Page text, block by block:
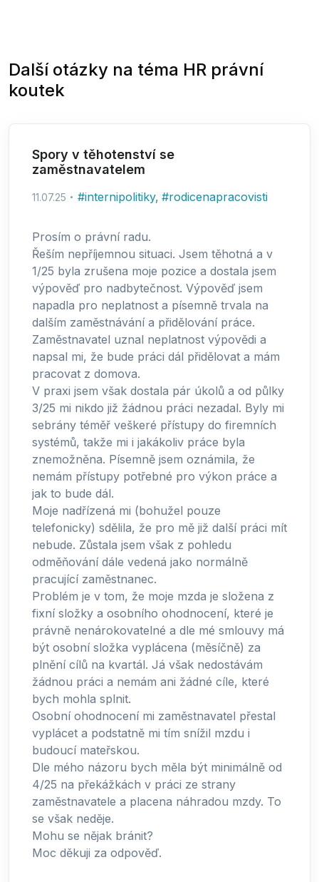
Další otázky na téma HR právní
koutek
Spory v těhotenství se
zaměstnavatelem
11.07.25 #internipolitiky, #rodicenapracovisti
Prosím o právní radu.
Řeším nepříjemnou situaci. Jsem těhotná a v
1/25 byla zrušena moje pozice a dostala jsem
výpověď pro nadbytečnost. Výpověď jsem
napadla pro neplatnost a písemně trvala na
dalším zaměstnávání a přidělování práce.
Zaměstnavatel uznal neplatnost výpovědi a
napsal mi, že bude práci dál přidělovat a mám
pracovat z domova.
V praxi jsem však dostala pár úkolů a od půlky
3/25 mi nikdo již žádnou práci nezadal. Byly mi
sebrány téměř veškeré přístupy do firemních
systémů, takže mi i jakákoliv práce byla
znemožněna. Písemně jsem oznámila, že
nemám přístupy potřebné pro výkon práce a
jak to bude dál.
Moje nadřízená mi (bohužel pouze
telefonicky) sdělila, že pro mě již další práci mít
nebude. Zůstala jsem však z pohledu
odměňování dále vedená jako normálně
pracující zaměstnanec.
Problém je v tom, že moje mzda je složena z
fixní složky a osobního ohodnocení, které je
právně nenárokovatelné a dle mé smlouvy má
být osobní složka vyplácena (měsíčně) za
plnění cílů na kvartál. Já však nedostávám
žádnou práci a nemám ani žádné cíle, které
bych mohla splnit.
Osobní ohodnocení mi zaměstnavatel přestal
vyplácet a podstatně mi tím snížil mzdu i
budoucí mateřskou.
Dle mého názoru bych měla být minimálně od
4/25 na překážkách v práci ze strany
zaměstnavatele a placena náhradou mzdy. To
se však neděje.
Mohu se nějak bránit?
Moc děkuji za odpověď.